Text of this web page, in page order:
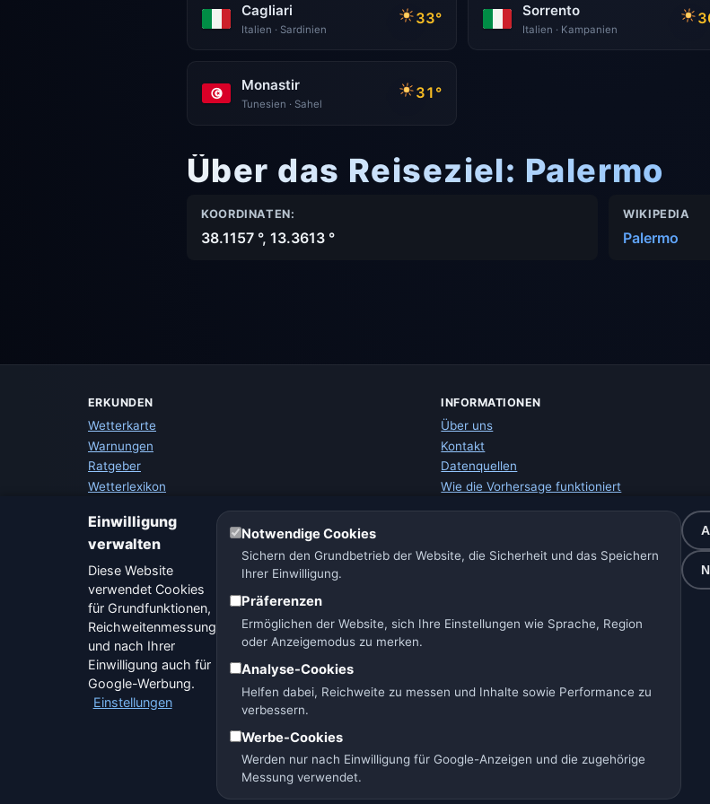
Cagliari
Italien · Sardinien
33° Sorrento
Italien · Kampanien
Monastir
Tunesien · Sahel
31°
Über das Reiseziel: Palermo
KOORDINATEN:
38.1157 °, 13.3613 °
WIKIPEDIA
Palermo
ERKUNDEN
Wetterkarte
Warnungen
Ratgeber
Wetterlexikon
Wetter-Widget
INFORMATIONEN
Über uns
Kontakt
Datenquellen
Wie die Vorhersage funktioniert
🇩🇪 Wetter Deutschland 🇦🇹 Wetter Österreich
🇨🇿 Tschechien
🇭🇷 Kroatien 🇧🇬 Bulgarien 🇩🇪🇦🇹🇨🇭 Deutschland / Österreich / Schweiz
Betreiber: Spolek Minizoo.cz z.s. | Vereins-Nr.: 21135550
© 2026 Vorhersage Online · Daten: Open-Meteo (ECMWF, ICON) · BrightSky
Einwilligung
verwalten
Diese Website
verwendet Cookies
für Grundfunktionen,
Reichweitenmessung
und nach Ihrer
Einwilligung auch für
Google-Werbung.
Einstellungen
Notwendige Cookies
Sichern den Grundbetrieb der Website, die Sicherheit und das Speichern
Ihrer Einwilligung.
Präferenzen
Ermöglichen der Website, sich Ihre Einstellungen wie Sprache, Region
oder Anzeigemodus zu merken.
Analyse-Cookies
Helfen dabei, Reichweite zu messen und Inhalte sowie Performance zu
verbessern.
Werbe-Cookies
Werden nur nach Einwilligung für Google-Anzeigen und die zugehörige
Messung verwendet.